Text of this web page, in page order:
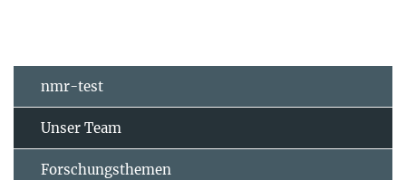
nmr-test
Unser Team
Forschungsthemen